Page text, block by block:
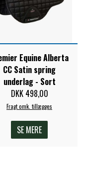
Equine Alberta
CC Satin spring
underlag - Sort
DKK 498,00
Fragt omk. tillægges
SE MERE